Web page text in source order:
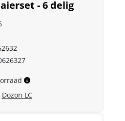
- 6 delig
Dozon LC